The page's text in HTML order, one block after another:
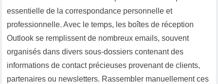
essentielle de la correspondance personnelle et
professionnelle. Avec le temps, les boîtes de réception
Outlook se remplissent de nombreux emails, souvent
organisés dans divers sous-dossiers contenant des
informations de contact précieuses provenant de clients,
partenaires ou newsletters. Rassembler manuellement ces